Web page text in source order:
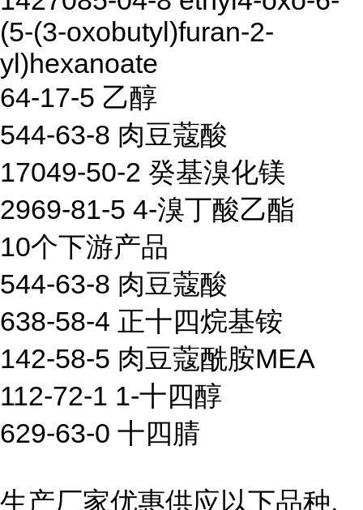
(5-(3-oxobutyl)furan-2-
yl)hexanoate
64-17-5 乙醇
544-63-8 肉豆蔻酸
17049-50-2 癸基溴化镁
2969-81-5 4-溴丁酸乙酯
10个下游产品
544-63-8 肉豆蔻酸
638-58-4 正十四烷基铵
142-58-5 肉豆蔻酰胺MEA
112-72-1 1-十四醇
629-63-0 十四腈
生产厂家优惠供应以下品种,